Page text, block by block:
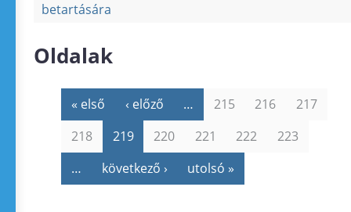
betartására
Oldalak
« első ‹ előző … 215 216
217
218
219 220 221 222
223
…
következő › utolsó »